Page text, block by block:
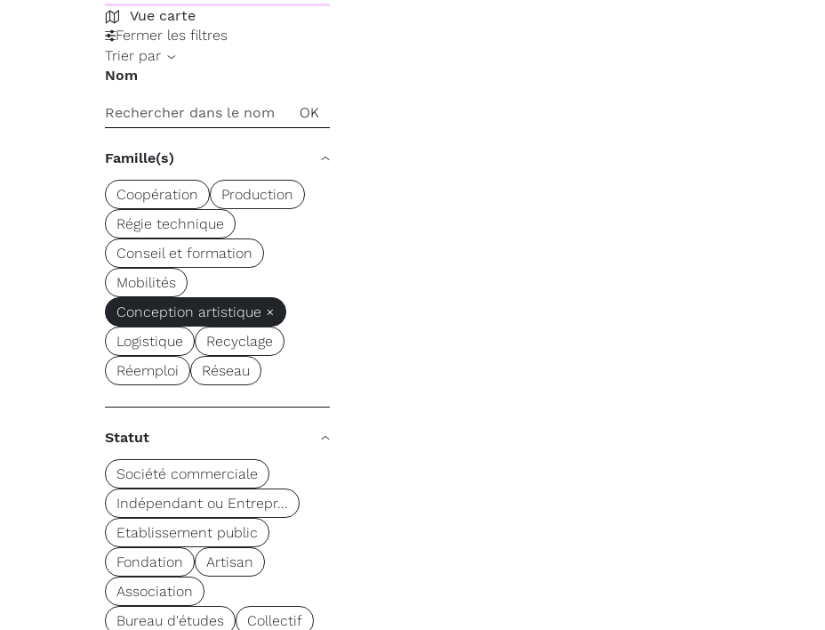
Vue carte
Fermer les filtres
Trier par
Nom
Famille(s)
Coopération
Production
Régie technique
Conseil et formation
Mobilités
Conception artistique ×
Logistique
Recyclage
Réemploi
Réseau
Statut
Société commerciale
Indépendant ou Entrepr...
Etablissement public
Fondation
Artisan
Association
Bureau d'études
Collectif